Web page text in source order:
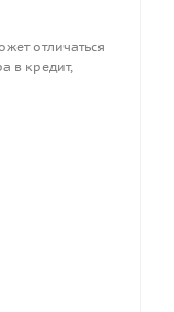
отличаться
в кредит,